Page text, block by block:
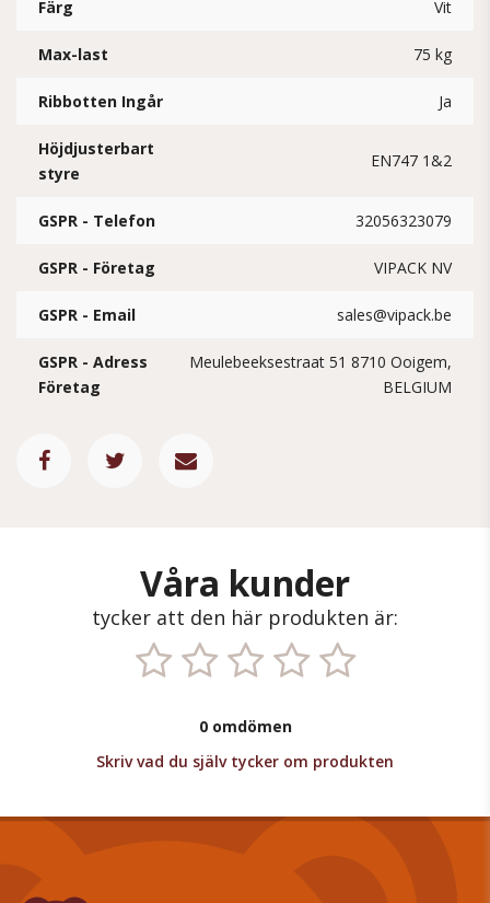
Färg Vit
Max-last 75 kg
Ribbotten Ingår Ja
Höjdjusterbart
styre
EN747 1&2
GSPR - Telefon 32056323079
GSPR - Företag VIPACK NV
GSPR - Email sales@vipack.be
GSPR - Adress
Företag
Meulebeeksestraat 51 8710 Ooigem,
BELGIUM
Våra kunder
tycker att den här produkten är:
0 omdömen
Skriv vad du själv tycker om produkten